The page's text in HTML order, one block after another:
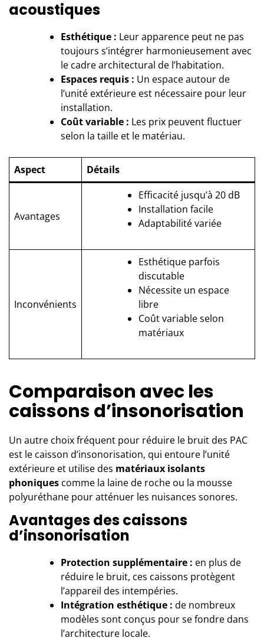
acoustiques
Esthétique : Leur apparence peut ne pas
toujours s’intégrer harmonieusement avec
le cadre architectural de l’habitation.
Espaces requis : Un espace autour de
l’unité extérieure est nécessaire pour leur
installation.
Coût variable : Les prix peuvent fluctuer
selon la taille et le matériau.
Aspect Détails
Avantages
Efficacité jusqu’à 20 dB
Installation facile
Adaptabilité variée
Inconvénients
Esthétique parfois
discutable
Nécessite un espace
libre
Coût variable selon
matériaux
Comparaison avec les
caissons d’insonorisation
Un autre choix fréquent pour réduire le bruit des PAC
est le caisson d’insonorisation, qui entoure l’unité
extérieure et utilise des matériaux isolants
phoniques comme la laine de roche ou la mousse
polyuréthane pour atténuer les nuisances sonores.
Avantages des caissons
d’insonorisation
Protection supplémentaire : en plus de
réduire le bruit, ces caissons protègent
l’appareil des intempéries.
Intégration esthétique : de nombreux
modèles sont conçus pour se fondre dans
l’architecture locale.